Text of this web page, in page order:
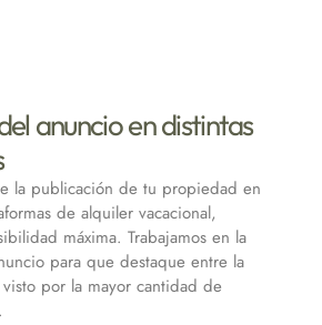
anuncio en distintas
la publicación de tu propiedad en
de alquiler vacacional,
máxima. Trabajamos en la
para que destaque entre la
por la mayor cantidad de